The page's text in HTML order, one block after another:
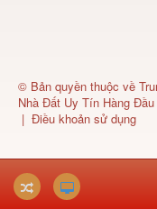
© Bản quyền thuộc về
Nhà Đất Uy Tín Hàng
| Điều khoản sử dụng